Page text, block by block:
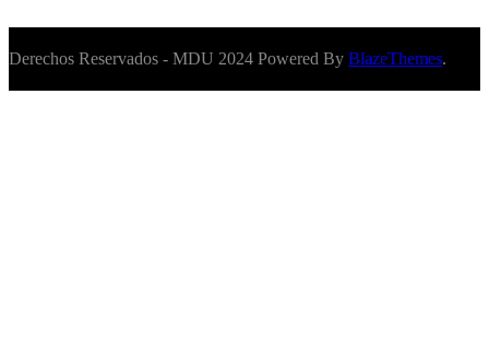
Derechos Reservados - MDU 2024 Powered By BlazeThemes.